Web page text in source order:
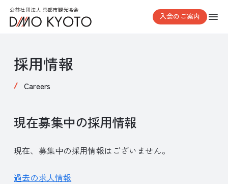
公益社団法人 京都市観光協会
入会のご案内
採用情報
Careers
現在募集中の採用情報
現在、募集中の採用情報はございません。
過去の求人情報